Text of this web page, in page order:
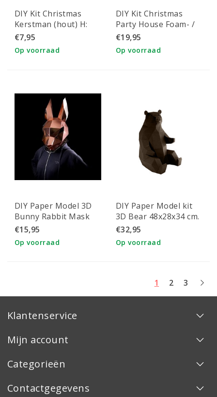
DIY Kit Christmas
Kerstman (hout) H:
13.5 cm
€7,95
Op voorraad
DIY Kit Christmas
Party House Foam- /
Silk clay
€19,95
Op voorraad
DIY Paper Model 3D
Bunny Rabbit Mask
Rose Gold 46x24x32
cm.
€15,95
Op voorraad
DIY Paper Model kit
3D Bear 48x28x34 cm.
€32,95
Op voorraad
1 2 3
Klantenservice
Mijn account
Categorieën
Contactgegevens